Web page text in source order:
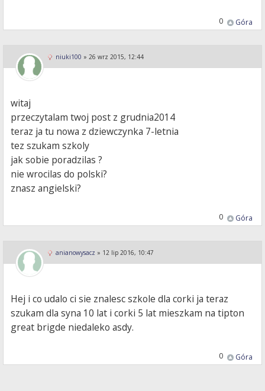
Góra
0
niuki100 » 26 wrz 2015, 12:44
witaj
przeczytalam twoj post z grudnia2014
teraz ja tu nowa z dziewczynka 7-letnia
tez szukam szkoly
jak sobie poradzilas ?
nie wrocilas do polski?
znasz angielski?
Góra
0
anianowysacz » 12 lip 2016, 10:47
Hej i co udalo ci sie znalesc szkole dla corki ja teraz
szukam dla syna 10 lat i corki 5 lat mieszkam na tipton
great brigde niedaleko asdy.
Góra
0